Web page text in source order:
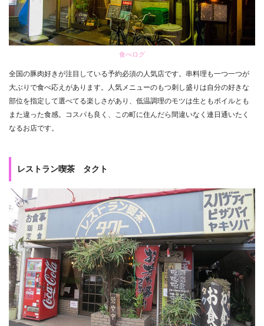
食べログ
全国の豚肉好きが注目している予約必須の人気店です。串料理も一つ一つが
大ぶりで食べ応えがあります。人気メニューのもつ刺し盛りは自分の好きな
部位を指定して選べてる楽しさがあり、低温調理のモツは生ともボイルとも
また違った食感。コスパも良く、この町に住んだら間違いなく連日通いたく
なるお店です。
レストラン喫茶 タクト